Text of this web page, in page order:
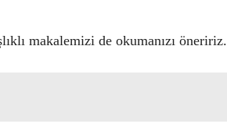
makalemizi de okumanızı öneririz.